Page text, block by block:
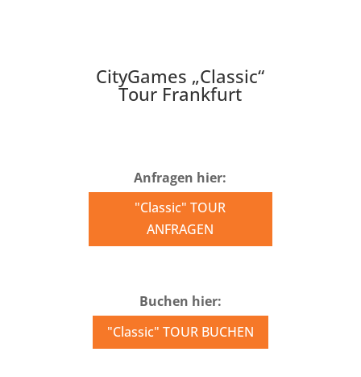
CityGames „Classic“
Tour Frankfurt
Anfragen hier:
"Classic" TOUR
ANFRAGEN
Buchen hier:
"Classic" TOUR BUCHEN